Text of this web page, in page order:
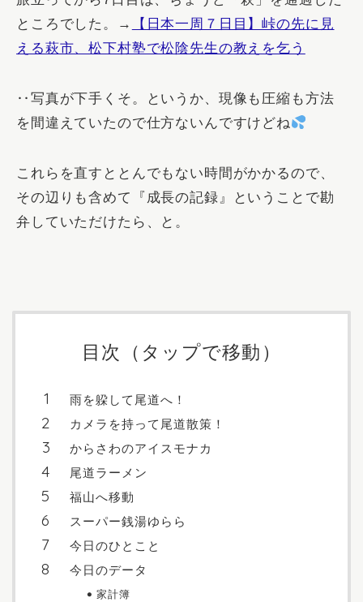
ところでした。→
【日本一周７日目】峠の先に見
える萩市、松下村塾で松陰先生の教えを乞う
‥写真が下手くそ。というか、現像も圧縮も方法
を間違えていたので仕方ないんですけどね
これらを直すととんでもない時間がかかるので、
その辺りも含めて『成長の記録』ということで勘
弁していただけたら、と。
目次（タップで移動）
雨を躱して尾道へ！
カメラを持って尾道散策！
からさわのアイスモナカ
尾道ラーメン
福山へ移動
スーパー銭湯ゆらら
今日のひとこと
今日のデータ
家計簿